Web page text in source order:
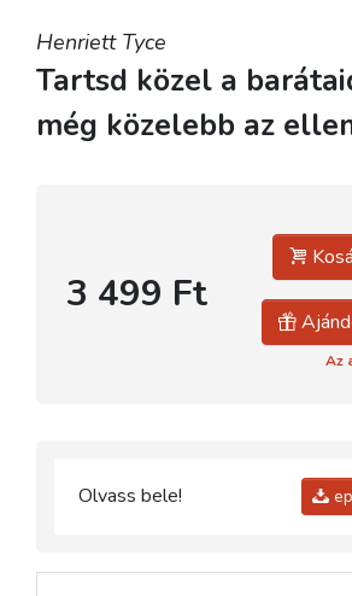
Henriett Tyce
Tartsd közel a
még közelebb az
3 499 Ft
Az
Olvass bele!